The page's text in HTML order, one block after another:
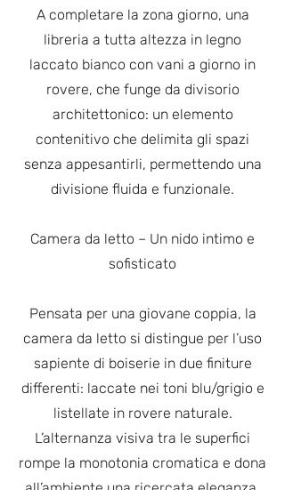
A completare la zona giorno, una
libreria a tutta altezza in legno
laccato bianco con vani a giorno in
rovere, che funge da divisorio
architettonico: un elemento
contenitivo che delimita gli spazi
senza appesantirli, permettendo una
divisione fluida e funzionale.
Camera da letto – Un nido intimo e
sofisticato
Pensata per una giovane coppia, la
camera da letto si distingue per l’uso
sapiente di boiserie in due finiture
differenti: laccate nei toni blu/grigio e
listellate in rovere naturale.
L’alternanza visiva tra le superfici
rompe la monotonia cromatica e dona